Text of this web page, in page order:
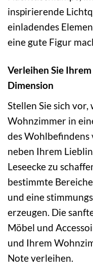
inspirierende
einladendes
eine gute Figur
Verleihen Sie
Dimension
Stellen Sie sich vor,
Wohnzimmer in
des Wohlbefindens
neben Ihrem
Leseecke zu
bestimmte
und eine
erzeugen. Die
Möbel und
und Ihrem
Note verleihen.